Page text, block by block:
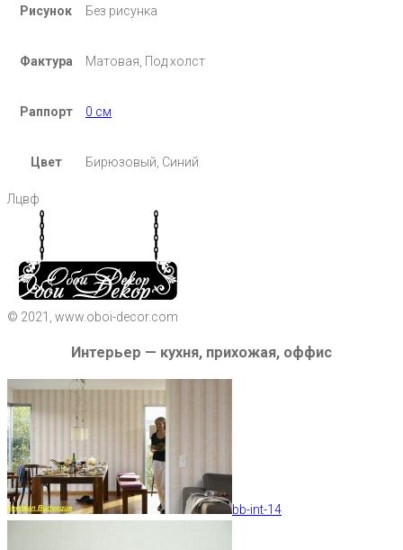
Рисунок Без рисунка
Фактура Матовая, Под холст
Раппорт 0 см
Цвет Бирюзовый, Синий
Лцвф
© 2021, www.oboi-decor.com
Интерьер — кухня, прихожая, оффис
bb-int-14